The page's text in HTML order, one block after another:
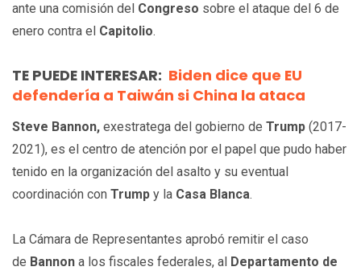
ante una comisión del Congreso sobre el ataque del 6 de
enero contra el Capitolio.
TE PUEDE INTERESAR: Biden dice que EU
defendería a Taiwán si China la ataca
Steve Bannon, exestratega del gobierno de Trump (2017-
2021), es el centro de atención por el papel que pudo haber
tenido en la organización del asalto y su eventual
coordinación con Trump y la Casa Blanca.
La Cámara de Representantes aprobó remitir el caso
de Bannon a los fiscales federales, al Departamento de